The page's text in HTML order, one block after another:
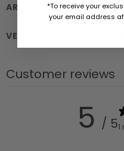
ARTIKELDETAILS
VERSAND &
Customer reviews
5 / 51
*To receive your
your email address